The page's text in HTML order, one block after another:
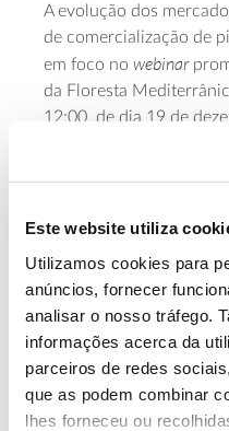
Este website utiliza
Utilizamos cookies para
anúncios, fornecer
analisar o nosso tráfego.
informações acerca da
parceiros de redes
que as podem combinar
lhes forneceu ou
A evolução dos
de comercialização de
em foco no webinar
da Floresta
12:00, de dia 19 de
estão já confirmados
INIAV – Instituto
APFC e da organização
é gratuita, mas
Saiba mais sobre
13.07.2026